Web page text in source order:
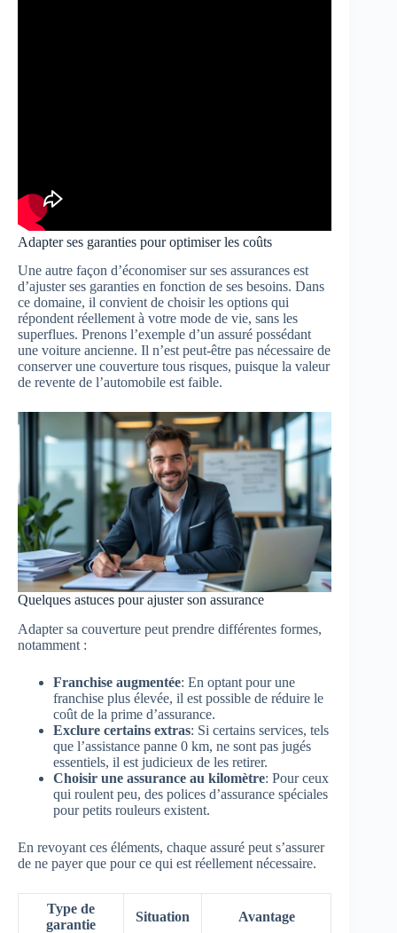
Adapter ses garanties pour optimiser les coûts
Une autre façon d’économiser sur ses assurances est
d’ajuster ses garanties en fonction de ses besoins. Dans
ce domaine, il convient de choisir les options qui
répondent réellement à votre mode de vie, sans les
superflues. Prenons l’exemple d’un assuré possédant
une voiture ancienne. Il n’est peut-être pas nécessaire de
conserver une couverture tous risques, puisque la valeur
de revente de l’automobile est faible.
Quelques astuces pour ajuster son assurance
Adapter sa couverture peut prendre différentes formes,
notamment :
Franchise augmentée: En optant pour une
franchise plus élevée, il est possible de réduire le
coût de la prime d’assurance.
Exclure certains extras: Si certains services, tels
que l’assistance panne 0 km, ne sont pas jugés
essentiels, il est judicieux de les retirer.
Choisir une assurance au kilomètre: Pour ceux
qui roulent peu, des polices d’assurance spéciales
pour petits rouleurs existent.
En revoyant ces éléments, chaque assuré peut s’assurer
de ne payer que pour ce qui est réellement nécessaire.
Type de
garantie
Situation Avantage